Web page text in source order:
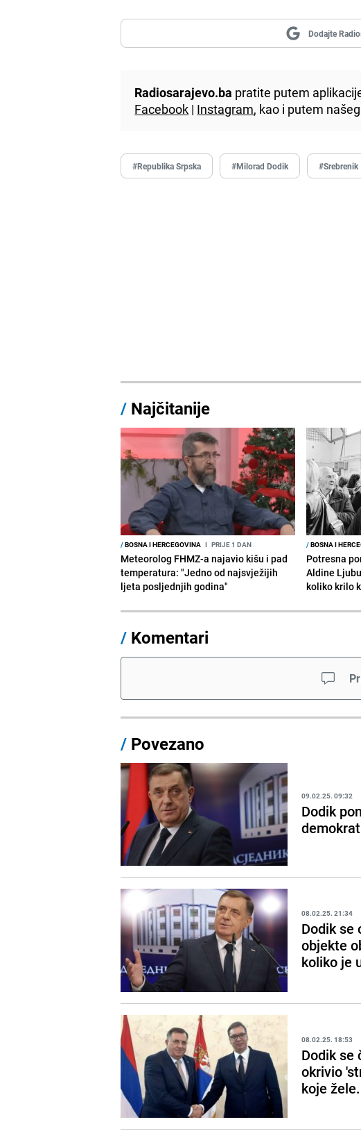
Dodajte
Radiosarajevo.ba pratite putem
Facebook | Instagram, kao i putem
#Republika Srpska #Milorad Dodik #Srebrenik
/ Najčitanije
/BOSNA I HERCEGOVINA I PRIJE 1 DAN
Meteorolog FHMZ-a najavio kišu i pad
temperatura: "Jedno od najsvježijih
ljeta posljednjih godina"
/BOSNA I
Potresna
Aldine
koliko krilo
/ Komentari
/ Povezano
09.02.25. 09:32
Dodik
08.02.25. 21:34
Dodik se
objekte
koliko je
08.02.25. 18:53
Dodik se
okrivio
koje